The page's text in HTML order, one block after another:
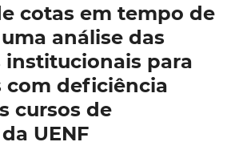
cotas em tempo de
análise das
institucionais para
com deficiência
cursos de
UENF